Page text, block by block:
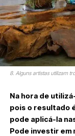
8. Alguns artistas utilizam
Na hora de
pois o resultado
pode aplicá-la
Pode investir em